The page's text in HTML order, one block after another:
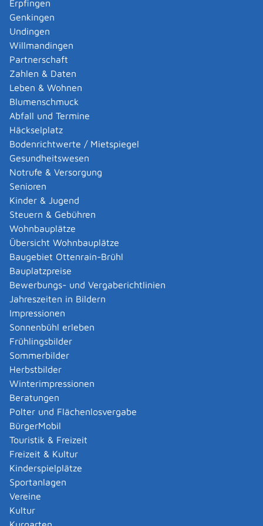
Erpfingen
Genkingen
Undingen
Willmandingen
Partnerschaft
Zahlen & Daten
Leben & Wohnen
Blumenschmuck
Abfall und Termine
Häckselplatz
Bodenrichtwerte / Mietspiegel
Gesundheitswesen
Notrufe & Versorgung
Senioren
Kinder & Jugend
Steuern & Gebühren
Wohnbauplätze
Übersicht Wohnbauplätze
Baugebiet Ottenrain-Brühl
Bauplatzpreise
Bewerbungs- und Vergaberichtlinien
Jahreszeiten in Bildern
Impressionen
Sonnenbühl erleben
Frühlingsbilder
Sommerbilder
Herbstbilder
Winterimpressionen
Beratungen
Polter und Flächenlosvergabe
BürgerMobil
Touristik & Freizeit
Freizeit & Kultur
Kinderspielplätze
Sportanlagen
Vereine
Kultur
anderen Bundesland oder in einem EU-/EWR-Staat
oder der Schweiz können Sie sich auch in Baden-
Württemberg beeidigen lassen. Informationen dazu
erhalten Sie in der Leistungsbeschreibung
"Dolmetscher, Übersetzer mit Wohnsitz oder
Niederlassung in anderen Ländern - Allgemeine
Beeidigung beantragen
Onlineantrag und Formulare
Dolmetscher und Übersetzer - Allgemeine
Beeidigung
Zuständige Stelle
Die Präsidentin oder der Präsident des Landgerichts, in
dessen Bezirk Sie Ihren Wohnsitz oder Ihre berufliche
Niederlassung haben.
Landgericht Tübingen
Leistungsdetails
Voraussetzungen
Voraussetzungen sind:
Volljährigkeit
Geeignetheit
Geordnete wirtschaftliche Verhältnisse
Zuverlässigkeit
Fachkenntnisse in der deutschen und der zu
beeidigenden Sprache
Sie besitzen die erforderlichen Fachkenntnisse, wenn
Sie über Grundkenntnisse der deutschen Rechtssprache
verfügen und
entweder im Inland eine Dolmetscher- oder
Üebrsetzerprüfung eines staatlichen oder staatlich
anerkannten Prüfungsamtes oder eine andere